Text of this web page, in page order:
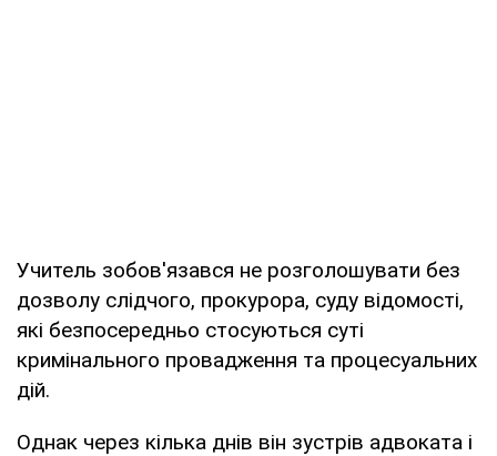
Учитель зобов'язався не розголошувати без
дозволу слідчого, прокурора, суду відомості,
які безпосередньо стосуються суті
кримінального провадження та процесуальних
дій.
Однак через кілька днів він зустрів адвоката і